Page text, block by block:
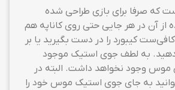
که صرفا برای بازی طراحی شده
آن در هر جایی حتی روی کاناپه هم
کیبورد را در دست بگیرید یا بر
دهید. به لطف جوی استیک موجود
موس وجود نخواهد داشت. البته در
به جای جوی استیک موس خود را